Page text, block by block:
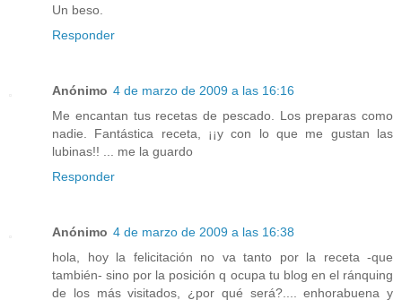
Un beso.
Responder
Anónimo 4 de marzo de 2009 a las 16:16
Me encantan tus recetas de pescado. Los preparas como
nadie. Fantástica receta, ¡¡y con lo que me gustan las
lubinas!! ... me la guardo
Responder
Anónimo 4 de marzo de 2009 a las 16:38
hola, hoy la felicitación no va tanto por la receta -que
también- sino por la posición q ocupa tu blog en el ránquing
de los más visitados, ¿por qué será?.... enhorabuena y